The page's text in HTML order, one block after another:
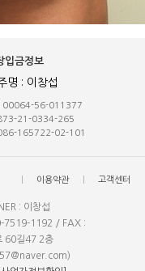
입금정보
명 : 이창섭
56-011377
21-0334-265
165722-02-101
이용약관 고객센터
: 이창섭
7519-1192 / FAX :
60길47 2층